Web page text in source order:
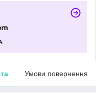
Умови повернення